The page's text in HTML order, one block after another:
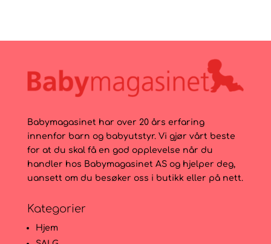
Babymagasinet har over 20 års erfaring
innenfor barn og babyutstyr. Vi gjør vårt beste
for at du skal få en god opplevelse når du
handler hos Babymagasinet AS og hjelper deg,
uansett om du besøker oss i butikk eller på nett.
Kategorier
Hjem